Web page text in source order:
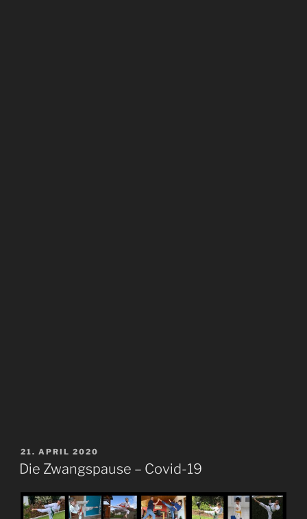
VERÖFFENTLICHT
AM
21. APRIL 2020
Die Zwangspause – Covid-19